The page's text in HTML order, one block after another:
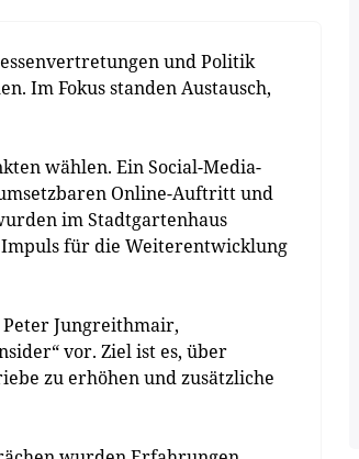
und Politik
Im Fokus standen Austausch,
wählen. Ein Social-Media-
Online-Auftritt und
im Stadtgartenhaus
Impuls für die Weiterentwicklung
Jungreithmair,
vor. Ziel ist es, über
zu erhöhen und zusätzliche